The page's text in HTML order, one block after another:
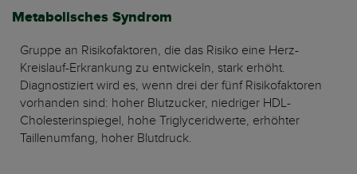
Metabolisches Syndrom
Gruppe an Risikofaktoren, die das Risiko eine Herz-
Kreislauf-Erkrankung zu entwickeln, stark erhöht.
Diagnostiziert wird es, wenn drei der fünf Risikofaktoren
vorhanden sind: hoher Blutzucker, niedriger HDL-
Cholesterinspiegel, hohe Triglyceridwerte, erhöhter
Taillenumfang, hoher Blutdruck.